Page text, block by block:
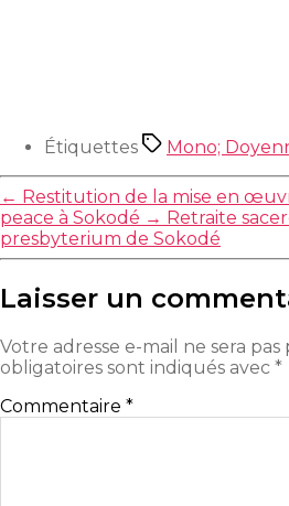
Étiquettes Mono;
← Restitution de la mise en
peace à Sokodé → Retraite
presbyterium de Sokodé
Laisser un
Votre adresse e-mail ne sera pas
obligatoires sont indiqués avec *
Commentaire *